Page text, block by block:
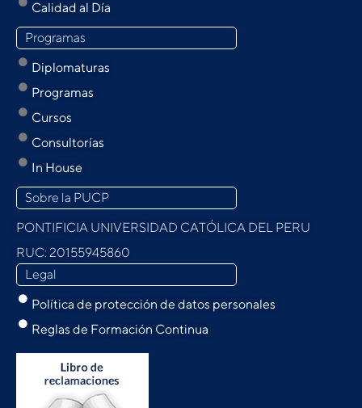
Calidad al Día
Programas
Diplomaturas
Programas
Cursos
Consultorías
In House
Sobre la PUCP
PONTIFICIA UNIVERSIDAD CATÓLICA DEL PERU
RUC: 20155945860
Legal
Política de protección de datos personales
Reglas de Formación Continua